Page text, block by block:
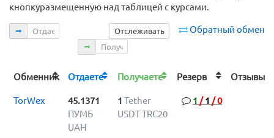
кнопкуразмещенную над таблицей с курсами.
Обратный обмен
Отслеживать
Отдаете
Получаете
Обменник Отдаете Получаете Резерв
TorWex
45.1371
ПУМБ
UAH
1 Tether
USDT TRC20
1 / 1 /0